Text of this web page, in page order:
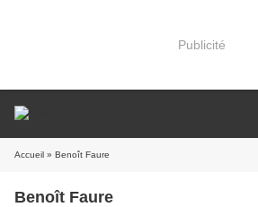
Publicité
Accueil » Benoît Faure
Benoît Faure